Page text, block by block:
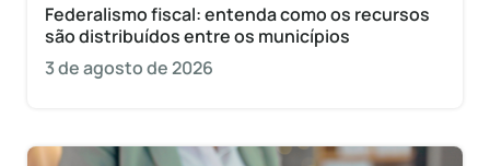
Federalismo fiscal: entenda como os recursos
são distribuídos entre os municípios
3 de agosto de 2026